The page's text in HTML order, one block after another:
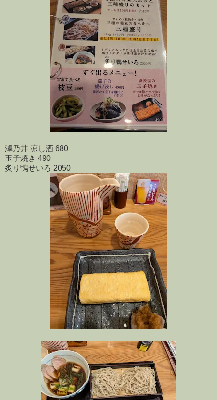
澤乃井 涼し酒 680
玉子焼き 490
炙り鴨せいろ 2050